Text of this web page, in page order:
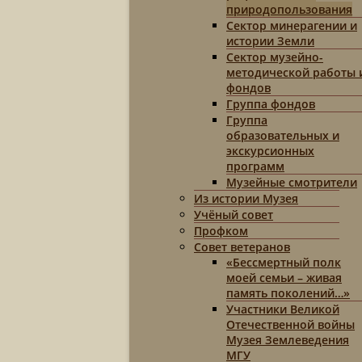
природопользования
Сектор минерагении и
истории Земли
Сектор музейно-
методической работы
фондов
Группа фондов
Группа
образовательных и
экскурсионных
программ
Музейные смотрители
Из истории Музея
Учёный совет
Профком
Совет ветеранов
«Бессмертный полк
моей семьи – живая
память поколений…»
Участники Великой
Отечественной войны
Музея Землеведения
МГУ